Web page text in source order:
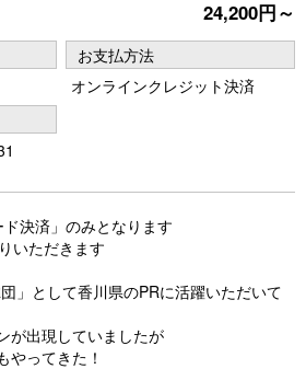
24,200円～
お支払方法
オンラインクレジット決済
決済」のみとなります
いただきます
」として香川県のPRに活躍いただいて
が出現していましたが
やってきた！